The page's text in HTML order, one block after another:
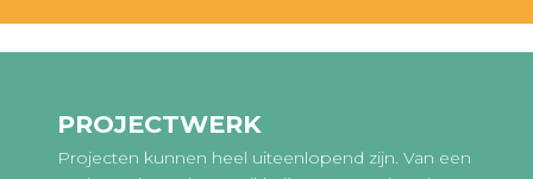
PROJECTWERK
Projecten kunnen heel uiteenlopend zijn. Van een